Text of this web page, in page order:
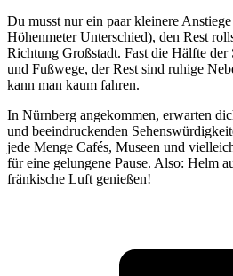
Du musst nur ein paar kleinere
Höhenmeter Unterschied), den Rest
Richtung Großstadt. Fast die Hälfte der
und Fußwege, der Rest sind ruhige
kann man kaum fahren.
In Nürnberg angekommen, erwarten
und beeindruckenden
jede Menge Cafés, Museen und
für eine gelungene Pause. Also: Helm
fränkische Luft genießen!